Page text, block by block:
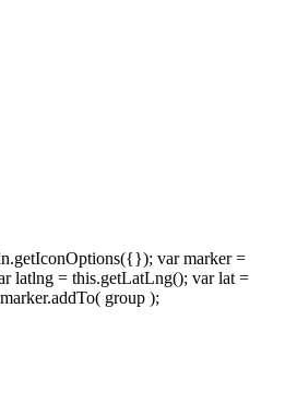
var marker =
latlng = this.getLatLng(); var lat =
group );